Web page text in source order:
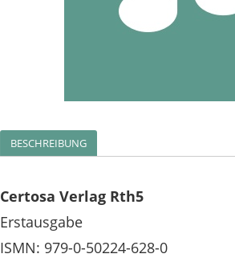
BESCHREIBUNG
Certosa Verlag Rth5
Erstausgabe
ISMN: 979-0-50224-628-0